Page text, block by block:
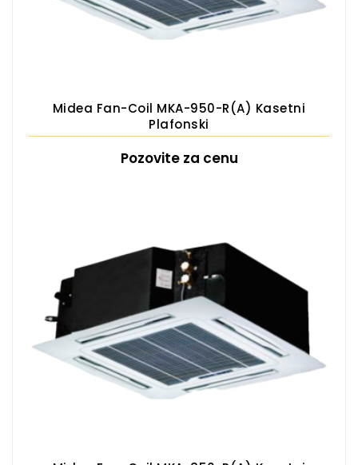
Midea Fan-Coil MKA-950-R(A) Kasetni
Plafonski
Pozovite za cenu